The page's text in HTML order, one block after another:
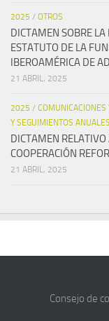
2025 / OTROS
DICTAMEN SOBRE LA
ESTATUTO DE LA
IBEROAMÉRICA DE
21 ABRIL, 2025
2025 / COMUNICACIONES
Y SEGUIMIENTOS
DICTAMEN
COOPERACIÓN
21 ABRIL, 2025
Consejo de